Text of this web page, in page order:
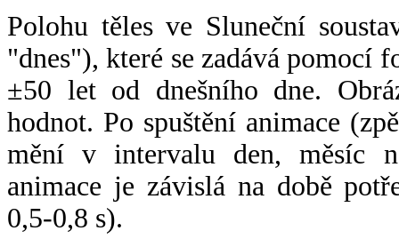
Polohu těles ve Sluneční
"dnes"), které se zadává pomocí
±50 let od dnešního dne.
hodnot. Po spuštění animace
mění v intervalu den, měsíc
animace je závislá na době
0,5-0,8 s).